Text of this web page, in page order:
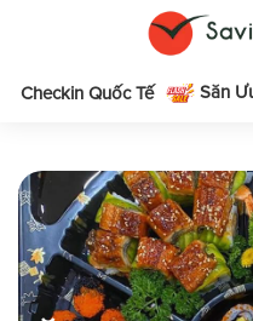
Checkin Quốc Tế Săn